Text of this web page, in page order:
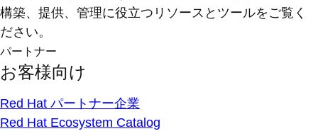
構築、提供、管理に役立つリソースとツールをご覧く
ださい。
パートナー
お客様向け
Red Hat パートナー企業
Red Hat Ecosystem Catalog